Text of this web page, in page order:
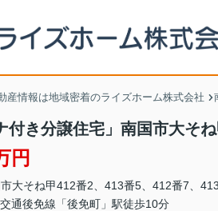
産情報は地域密着のライズホーム株式会社
付き分譲住宅」南国市大そ
円
大そね甲412番2、413番5、412番7、
通後免線「後免町」駅徒歩10分